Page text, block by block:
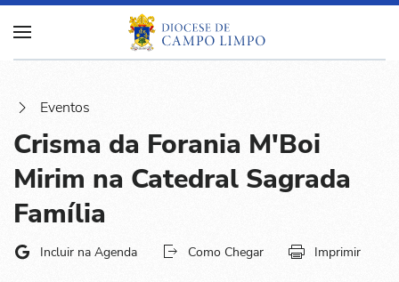
Eventos
Crisma da Forania M'Boi
Mirim na Catedral Sagrada
Família
Incluir na Agenda Como Chegar Imprimir